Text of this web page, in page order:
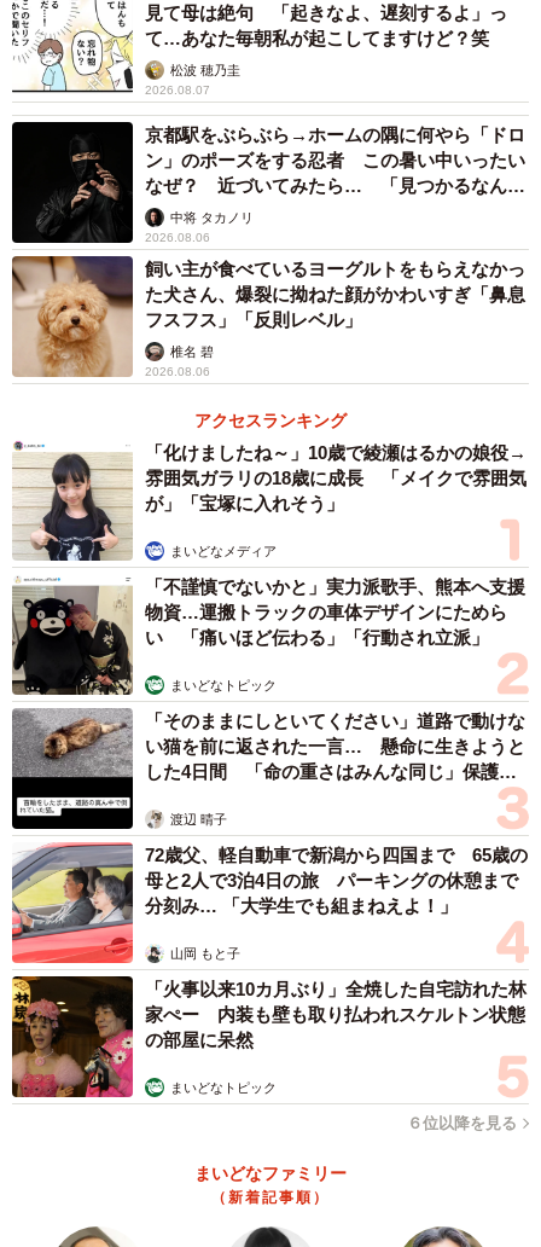
他の問題も気になりますが、なぜこんなテーブルマット
を作ったのかも疑問です。そこで「shun」を運営する株式
会社HASSINの広報部にお話を聞いてみると「割烹＝敷居
が高いイメージがありますが、ユーモアを交えることで入
りやすく、また、よりお客様にお食事を楽しんで頂けるよ
うにとオープン当初に料理長が考案いたしました」とのこ
と。狙いはズバリで、客の大半は「答え合わせ」でとても
盛り上がるといい、記念に持って帰る人もいるそうです。
SNSでも「大阪っぽい」「見入ってしまった」などと話題
になっています。
見て母は絶句 「起きなよ、遅刻するよ」っ
て…あなた毎朝私が起こしてますけど？笑
松波 穂乃圭
2026.08.07
京都駅をぶらぶら→ホームの隅に何やら「ドロ
ン」のポーズをする忍者 この暑い中いったい
なぜ？ 近づいてみたら… 「見つかるなんて
未熟」中将 タカノリ
2026.08.06
飼い主が食べているヨーグルトをもらえなかっ
た犬さん、爆裂に拗ねた顔がかわいすぎ「鼻息
フスフス」「反則レベル」
椎名 碧
2026.08.06
アクセスランキング
「化けましたね～」10歳で綾瀬はるかの娘役→
雰囲気ガラリの18歳に成長 「メイクで雰囲気
が」「宝塚に入れそう」
まいどなメディア
「不謹慎でないかと」実力派歌手、熊本へ支援
物資…運搬トラックの車体デザインにためら
い 「痛いほど伝わる」「行動され立派」
まいどなトピック
「そのままにしといてください」道路で動けな
い猫を前に返された一言… 懸命に生きようと
した4日間 「命の重さはみんな同じ」保護団
渡辺 晴子
72歳父、軽自動車で新潟から四国まで 65歳の
母と2人で3泊4日の旅 パーキングの休憩まで
分刻み… 「大学生でも組まねえよ！」
山岡 もと子
「火事以来10カ月ぶり」全焼した自宅訪れた林
家ぺー 内装も壁も取り払われスケルトン状態
の部屋に呆然
まいどなトピック
６位以降を見る
まいどなファミリー
（新着記事順）